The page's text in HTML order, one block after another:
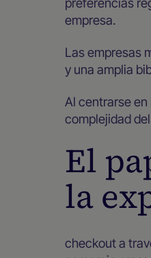
empresa.
Las empresas
y una amplia
Al centrarse
complejidad
El
la
checkout a